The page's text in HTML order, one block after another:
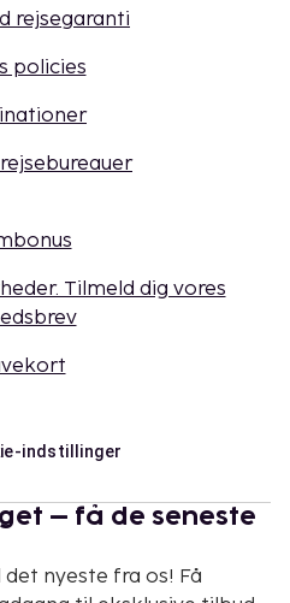
rejsegaranti
policies
Tilmeld dig vores
indstillinger
– få de seneste
nyeste fra os! Få